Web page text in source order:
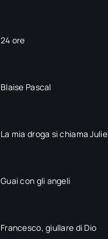
24 ore
Blaise Pascal
La mia droga si chiama Julie
Guai con gli angeli
Francesco, giullare di Dio